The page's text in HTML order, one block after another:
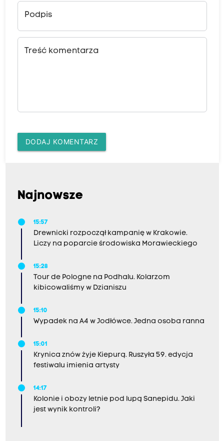
Podpis
Treść komentarza
DODAJ KOMENTARZ
Najnowsze
15:57
Drewnicki rozpoczął kampanię w Krakowie.
Liczy na poparcie środowiska Morawieckiego
15:28
Tour de Pologne na Podhalu. Kolarzom
kibicowaliśmy w Dzianiszu
15:10
Wypadek na A4 w Jodłówce. Jedna osoba ranna
15:01
Krynica znów żyje Kiepurą. Ruszyła 59. edycja
festiwalu imienia artysty
14:17
Kolonie i obozy letnie pod lupą Sanepidu. Jaki
jest wynik kontroli?